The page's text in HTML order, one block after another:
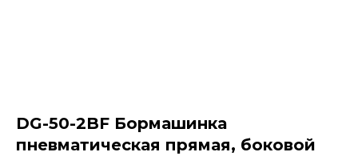
DG-50-2BF Бормашинка
пневматическая прямая, боковой